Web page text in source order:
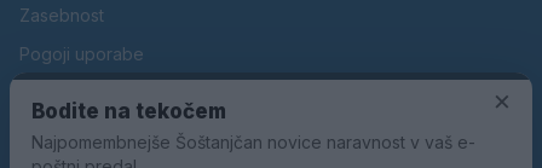
Zasebnost
Pogoji uporabe
Oglaševanje
×
Bodite na tekočem
Najpomembnejše Šoštanjčan novice naravnost v vaš e-